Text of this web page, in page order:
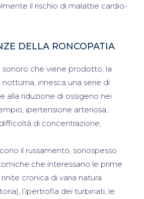
il rischio di malattie cardio-
DELLA RONCOPATIA
sonoro che viene prodotto, la
innesca una serie di
alla riduzione di ossigeno nei
ipertensione arteriosa,
di concentrazione,
il russamento, sonospesso
che interessano le prime
cronica di varia natura
l’ipertrofia dei turbinati, le